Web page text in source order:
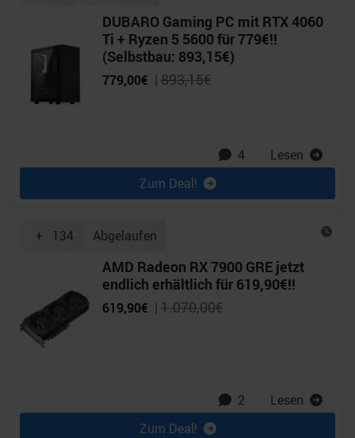
DUBARO Gaming PC mit RTX 4060
Ti + Ryzen 5 5600 für 779€!!
(Selbstbau: 893,15€)
779,00€ | 893,15€
4
Lesen
Zum Deal!
+ 134 Abgelaufen
AMD Radeon RX 7900 GRE jetzt
endlich erhältlich für 619,90€!!
619,90€ | 1.070,00€
2
Lesen
Zum Deal!